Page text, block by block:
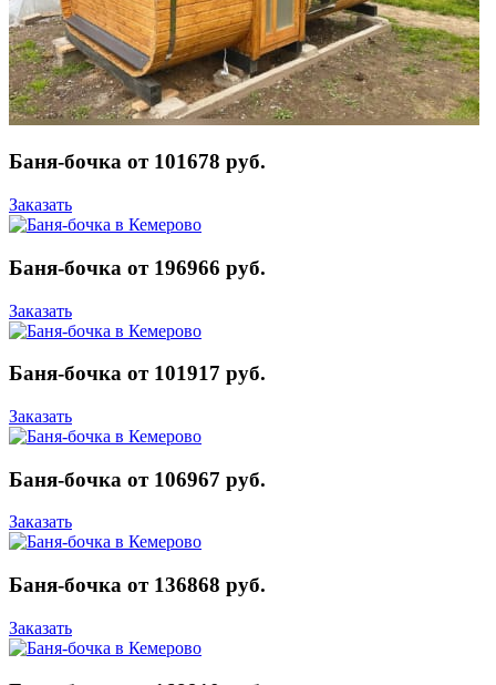
Баня-бочка от 101678 руб.
Заказать
Баня-бочка от 196966 руб.
Заказать
Баня-бочка от 101917 руб.
Заказать
Баня-бочка от 106967 руб.
Заказать
Баня-бочка от 136868 руб.
Заказать